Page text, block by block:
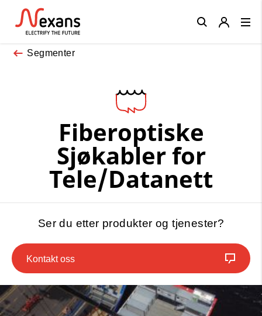
Segmenter
Fiberoptiske
Sjøkabler for
Tele/Datanett
Ser du etter produkter og tjenester?
Kontakt oss
Close